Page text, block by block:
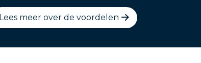
Lees meer over de voordelen